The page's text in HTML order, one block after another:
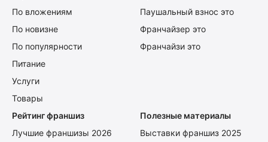
По вложениям
По новизне
По популярности
Питание
Услуги
Товары
Паушальный взнос это
Франчайзер это
Франчайзи это
Рейтинг франшиз
Лучшие франшизы 2026
Полезные материалы
Выставки франшиз 2025